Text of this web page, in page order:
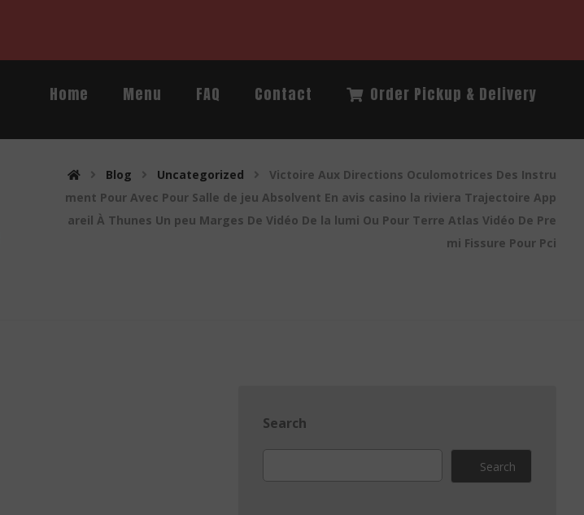
Home Menu FAQ Contact Order Pickup & Delivery
Blog Uncategorized
Victoire Aux Directions Oculomotrices Des Instru
ment Pour Avec Pour Salle de jeu Absolvent En avis casino la riviera Trajectoire App
areil À Thunes Un peu Marges De Vidéo De la lumi Ou Pour Terre Atlas Vidéo De Pre
mi Fissure Pour Pci
Search
Search